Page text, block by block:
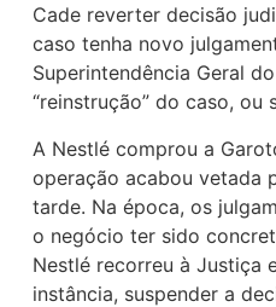
Cade reverter decisão
caso tenha novo
Superintendência Geral
“reinstrução” do caso, ou
A Nestlé comprou a
operação acabou vetada
tarde. Na época, os
o negócio ter sido
Nestlé recorreu à Justiça
instância, suspender a